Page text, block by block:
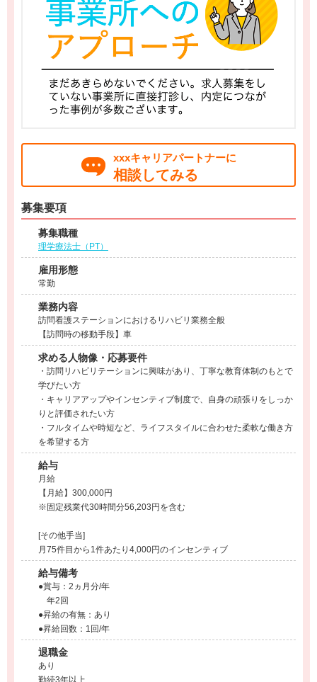
xxxキャリアパートナーに
相談してみる
募集要項
募集職種
理学療法士（PT）
雇用形態
常勤
業務内容
訪問看護ステーションにおけるリハビリ業務全般
【訪問時の移動手段】車
求める人物像・応募要件
・訪問リハビリテーションに興味があり、丁寧な教育体制のもとで
学びたい方
・キャリアアップやインセンティブ制度で、自身の頑張りをしっか
りと評価されたい方
・フルタイムや時短など、ライフスタイルに合わせた柔軟な働き方
を希望する方
給与
月給
【月給】300,000円
※固定残業代30時間分56,203円を含む
[その他手当]
月75件目から1件あたり4,000円のインセンティブ
給与備考
●賞与：2ヵ月分/年
年2回
●昇給の有無：あり
●昇給回数：1回/年
退職金
あり
勤続3年以上